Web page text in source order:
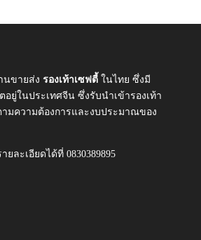
นขายส่ง รองเท้าเซฟตี้ ในไทย ซึ่งมี
อยู่ในประเทศจีน ซึ่งรับนำเข้ารองเท้า
มความต้องการและงบประมาณของ
ละเอียดได้ที่ 0830389895